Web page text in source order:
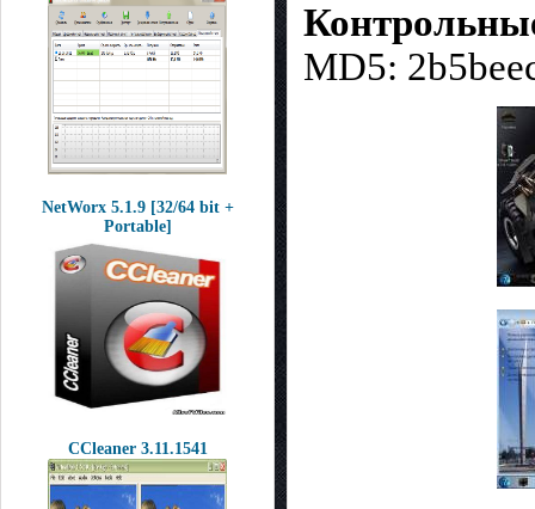
NetWorx 5.1.9 [32/64 bit +
Portable]
CCleaner 3.11.1541
MD5: